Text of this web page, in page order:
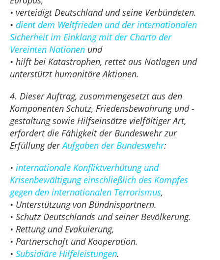
• verteidigt Deutschland und seine Verbündeten.
• dient dem Weltfrieden und der internationalen
Sicherheit im Einklang mit der Charta der
Vereinten Nationen und
• hilft bei Katastrophen, rettet aus Notlagen und
unterstützt humanitäre Aktionen.
4. Dieser Auftrag, zusammengesetzt aus den
Komponenten Schutz, Friedensbewahrung und -
gestaltung sowie Hilfseinsätze vielfältiger Art,
erfordert die Fähigkeit der Bundeswehr zur
Erfüllung derAufgaben der Bundeswehr:
• internationale Konfliktverhütung und
Krisenbewältigung einschließlich des Kampfes
gegen den internationalen Terrorismus,
• Unterstützung von Bündnispartnern.
• Schutz Deutschlands und seiner Bevölkerung.
• Rettung und Evakuierung,
• Partnerschaft und Kooperation.
• Subsidiäre Hilfeleistungen.